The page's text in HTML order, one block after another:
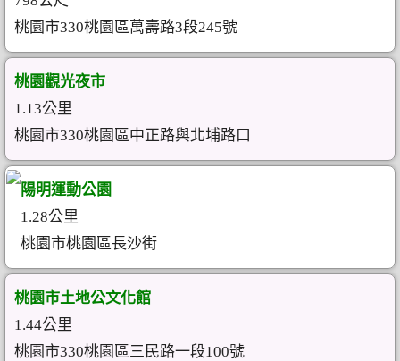
桃園市330桃園區萬壽路3段245號
桃園觀光夜市
1.13公里
桃園市330桃園區中正路與北埔路口
陽明運動公園
1.28公里
桃園市桃園區長沙街
桃園市土地公文化館
1.44公里
桃園市330桃園區三民路一段100號